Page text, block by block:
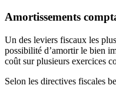
Amortissements
Un des leviers fiscaux les
possibilité d’amortir le bien
coût sur plusieurs exercices
Selon les directives fiscales